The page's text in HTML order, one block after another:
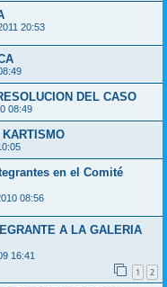
20:53
DEL CASO
08:49
en el Comité
08:56
A LA GALERIA
16:41
1 2